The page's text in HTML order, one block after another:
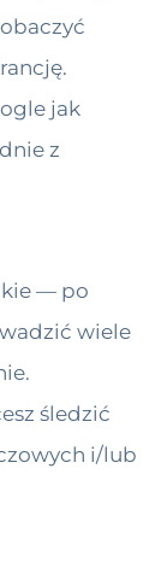
jak
z
— po
wiele
śledzić
i/lub